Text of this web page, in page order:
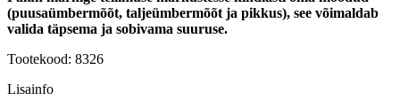
(puusaümbermõõt, taljeümbermõõt ja pikkus), see võimaldab
valida täpsema ja sobivama suuruse.
Tootekood: 8326
Lisainfo